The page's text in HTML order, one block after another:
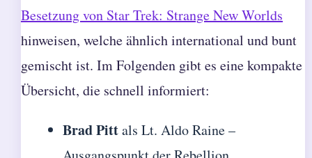
Besetzung von Star Trek: Strange New Worlds
hinweisen, welche ähnlich international und bunt
gemischt ist. Im Folgenden gibt es eine kompakte
Übersicht, die schnell informiert:
Brad Pittals Lt. Aldo Raine –